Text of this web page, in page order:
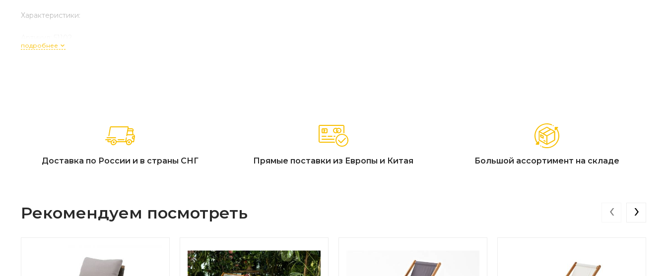
Характеристики:
Габариты (ДхШхВ): 89 x 92 x 65 см
Фурнитура: Анодированная нержавеющая сталь (класс защиты A4)
Особенности конструкции: Увеличенная глубина посадки, высокие удобные подлокотники, массивный каркас из цельного дерева, подушки в комплекте
Гарантийный срок: 18 месяцев.
подробнее
Доставка по России и в страны СНГ Прямые поставки из Европы и Китая Большой ассортимент на складе
Рекомендуем посмотреть ‹ ›